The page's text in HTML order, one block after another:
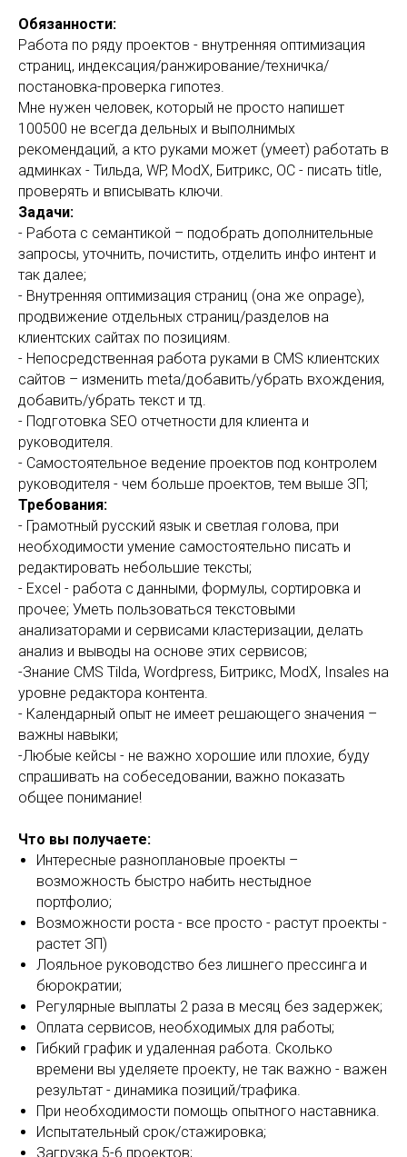
Обязанности:
Работа по ряду проектов - внутренняя оптимизация
страниц, индексация/ранжирование/техничка/
постановка-проверка гипотез.
Мне нужен человек, который не просто напишет
100500 не всегда дельных и выполнимых
рекомендаций, а кто руками может (умеет) работать в
админках - Тильда, WP, ModX, Битрикс, OC - писать title,
проверять и вписывать ключи.
Задачи:
- Работа с семантикой – подобрать дополнительные
запросы, уточнить, почистить, отделить инфо интент и
так далее;
- Внутренняя оптимизация страниц (она же onpage),
продвижение отдельных страниц/разделов на
клиентских сайтах по позициям.
- Непосредственная работа руками в CMS клиентских
сайтов – изменить meta/добавить/убрать вхождения,
добавить/убрать текст и тд.
- Подготовка SEO отчетности для клиента и
руководителя.
- Самостоятельное ведение проектов под контролем
руководителя - чем больше проектов, тем выше ЗП;
Требования:
- Грамотный русский язык и светлая голова, при
необходимости умение самостоятельно писать и
редактировать небольшие тексты;
- Excel - работа с данными, формулы, сортировка и
прочее; Уметь пользоваться текстовыми
анализаторами и сервисами кластеризации, делать
анализ и выводы на основе этих сервисов;
-Знание CMS Tilda, Wordpress, Битрикс, ModX, Insales на
уровне редактора контента.
- Календарный опыт не имеет решающего значения –
важны навыки;
-Любые кейсы - не важно хорошие или плохие, буду
спрашивать на собеседовании, важно показать
общее понимание!
Что вы получаете:
Интересные разноплановые проекты –
возможность быстро набить нестыдное
портфолио;
Возможности роста - все просто - растут проекты -
растет ЗП)
Лояльное руководство без лишнего прессинга и
бюрократии;
Регулярные выплаты 2 раза в месяц без задержек;
Оплата сервисов, необходимых для работы;
Гибкий график и удаленная работа. Сколько
времени вы уделяете проекту, не так важно - важен
результат - динамика позиций/трафика.
При необходимости помощь опытного наставника.
Испытательный срок/стажировка;
Загрузка 5-6 проектов;